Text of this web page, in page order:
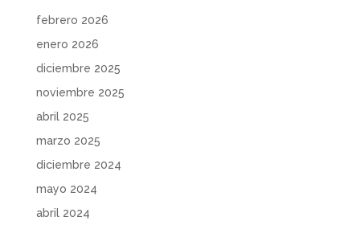
febrero 2026
enero 2026
diciembre 2025
noviembre 2025
abril 2025
marzo 2025
diciembre 2024
mayo 2024
abril 2024